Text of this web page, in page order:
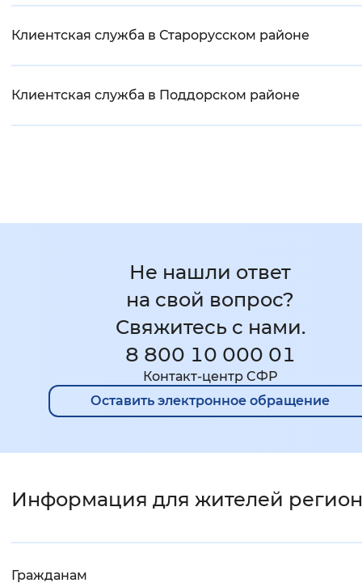
Клиентская служба в Старорусском районе
Клиентская служба в Поддорском районе
Не нашли ответ
на свой вопрос?
Свяжитесь с нами.
8 800 10 000 01
Контакт-центр CФР
Оставить электронное обращение
Информация для жителей
Гражданам